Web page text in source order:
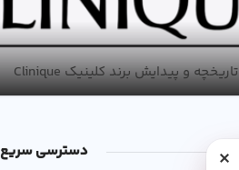
تاریخچه و پیدایش برند کلینیک Clinique
دسترسی سریع ×